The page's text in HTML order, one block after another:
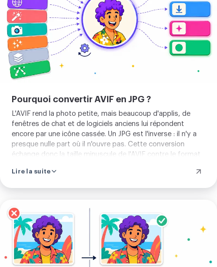
Pourquoi convertir AVIF en JPG ?
L'AVIF rend la photo petite, mais beaucoup d'applis, de
fenêtres de chat et de logiciels anciens lui répondent
encore par une icône cassée. Un JPG est l'inverse : il n'y a
presque nulle part où il n'ouvre pas. Cette conversion
échange donc la taille minuscule de l'AVIF contre le format
quelque chose doit juste marcher dans un e-mail, un
Lire la suite
Importer
votre
image